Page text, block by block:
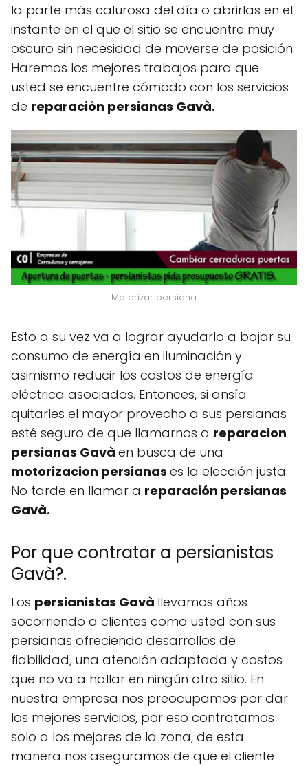
la parte más calurosa del día o abrirlas en el
instante en el que el sitio se encuentre muy
oscuro sin necesidad de moverse de posición.
Haremos los mejores trabajos para que
usted se encuentre cómodo con los servicios
de reparación persianas Gavà.
Motorizar persiana
Esto a su vez va a lograr ayudarlo a bajar su
consumo de energía en iluminación y
asimismo reducir los costos de energía
eléctrica asociados. Entonces, si ansía
quitarles el mayor provecho a sus persianas
esté seguro de que llamarnos a reparacion
persianas Gavà en busca de una
motorizacion persianas es la elección justa.
No tarde en llamar a reparación persianas
Gavà.
Por que contratar a persianistas
Gavà?.
Los persianistas Gavà llevamos años
socorriendo a clientes como usted con sus
persianas ofreciendo desarrollos de
fiabilidad, una atención adaptada y costos
que no va a hallar en ningún otro sitio. En
nuestra empresa nos preocupamos por dar
los mejores servicios, por eso contratamos
solo a los mejores de la zona, de esta
manera nos aseguramos de que el cliente